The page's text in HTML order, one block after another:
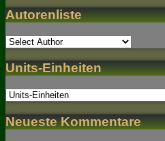
Autorenliste
Units-Einheiten
Neueste Kommentare